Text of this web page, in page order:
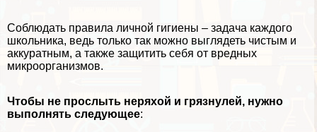
Соблюдать правила личной гигиены – задача каждого
школьника, ведь только так можно выглядеть чистым и
аккуратным, а также защитить себя от вредных
микроорганизмов.
Чтобы не прослыть неряхой и грязнулей, нужно
выполнять следующее: